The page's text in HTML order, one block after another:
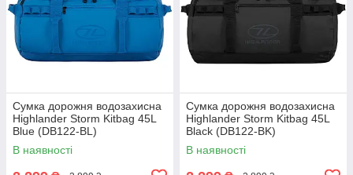
Сумка дорожня водозахисна
Highlander Storm Kitbag 45L
Blue (DB122-BL)
В наявності
Сумка дорожня водозахисна
Highlander Storm Kitbag 45L
Black (DB122-BK)
В наявності